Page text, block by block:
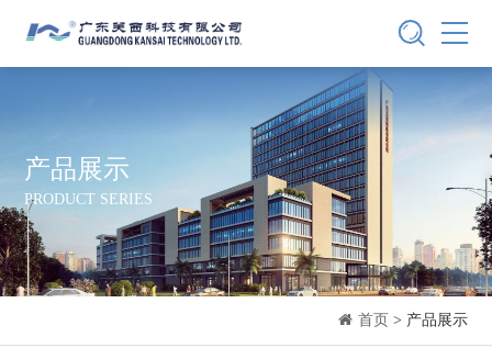
产品展示
PRODUCT SERIES
首页 > 产品展示